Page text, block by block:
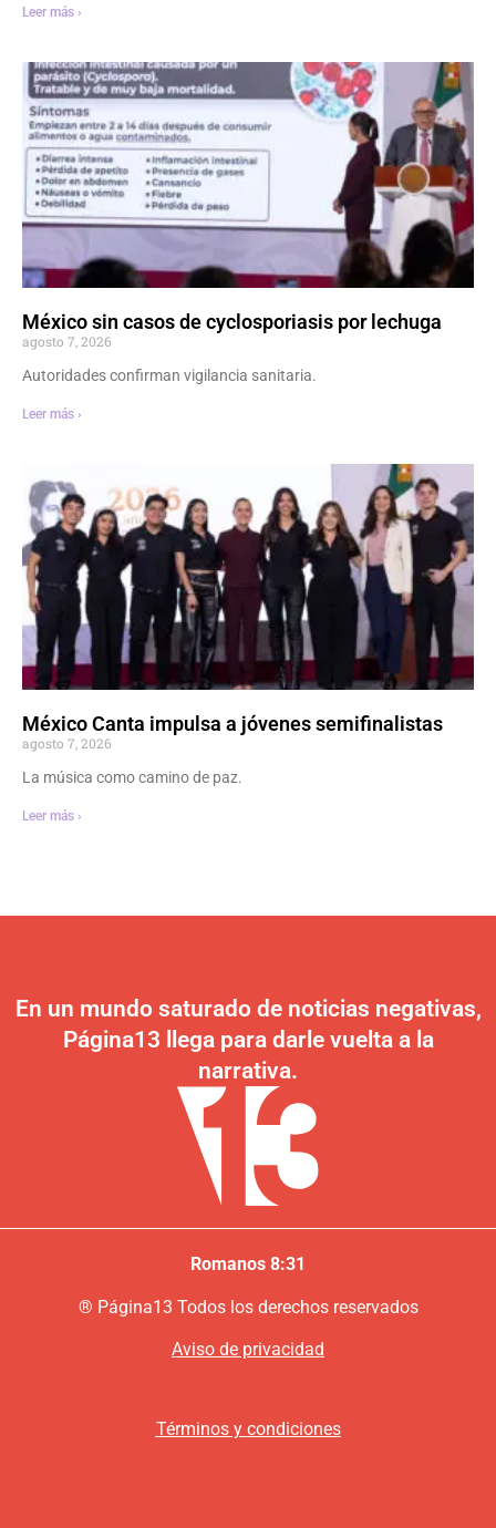
Leer más ›
México sin casos de cyclosporiasis por lechuga
agosto 7, 2026
Autoridades confirman vigilancia sanitaria.
Leer más ›
México Canta impulsa a jóvenes semifinalistas
agosto 7, 2026
La música como camino de paz.
Leer más ›
En un mundo saturado de noticias negativas,
Página13 llega para darle vuelta a la
narrativa.
Romanos 8:31
® Página13 Todos los derechos reservados
Aviso de privacidad
Términos y condiciones